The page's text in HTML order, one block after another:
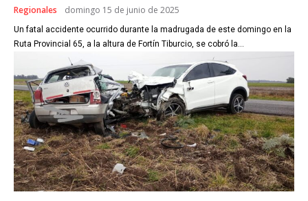
Regionales domingo 15 de junio de 2025
Un fatal accidente ocurrido durante la madrugada de este domingo en la
Ruta Provincial 65, a la altura de Fortín Tiburcio, se cobró la...